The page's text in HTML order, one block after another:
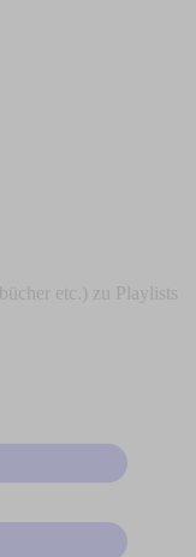
etc.) zu Playlists